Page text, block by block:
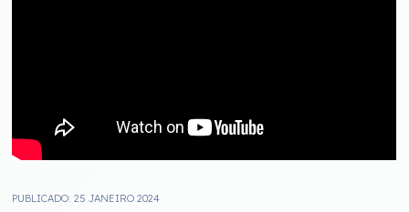
PUBLICADO: 25 JANEIRO 2024